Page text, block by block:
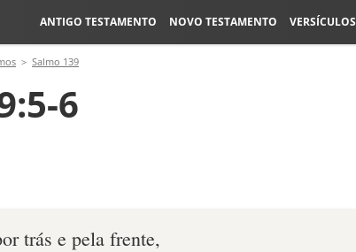
ANTIGO TESTAMENTO NOVO TESTAMENTO VERSÍCULOS
Salmo 139
6
trás e pela frente,